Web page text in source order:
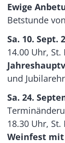
Ewige
Betstunde
Sa. 10. Sept.
14.00 Uhr,
und
Sa. 24.
18.30 Uhr,
Weinfest